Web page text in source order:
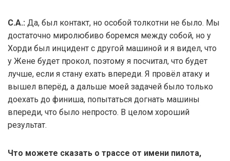
С.А.: Да, был контакт, но особой толкотни не было. Мы
достаточно миролюбиво боремся между собой, но у
Хорди был инцидент с другой машиной и я видел, что
у Жене будет прокол, поэтому я посчитал, что будет
лучше, если я стану ехать впереди. Я провёл атаку и
вышел вперёд, а дальше моей задачей было только
доехать до финиша, попытаться догнать машины
впереди, что было непросто. В целом хороший
результат.
Что можете сказать о трассе от имени пилота,